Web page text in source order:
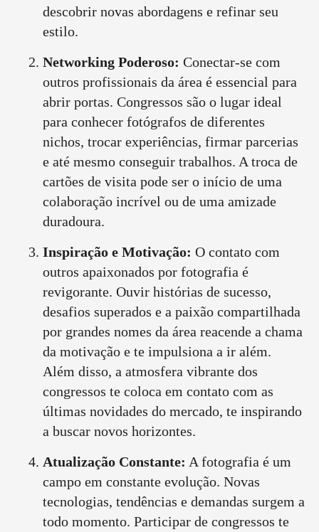
descobrir novas abordagens e refinar seu
estilo.
Networking Poderoso: Conectar-se com
outros profissionais da área é essencial para
abrir portas. Congressos são o lugar ideal
para conhecer fotógrafos de diferentes
nichos, trocar experiências, firmar parcerias
e até mesmo conseguir trabalhos. A troca de
cartões de visita pode ser o início de uma
colaboração incrível ou de uma amizade
duradoura.
Inspiração e Motivação: O contato com
outros apaixonados por fotografia é
revigorante. Ouvir histórias de sucesso,
desafios superados e a paixão compartilhada
por grandes nomes da área reacende a chama
da motivação e te impulsiona a ir além.
Além disso, a atmosfera vibrante dos
congressos te coloca em contato com as
últimas novidades do mercado, te inspirando
a buscar novos horizontes.
Atualização Constante: A fotografia é um
campo em constante evolução. Novas
tecnologias, tendências e demandas surgem a
todo momento. Participar de congressos te